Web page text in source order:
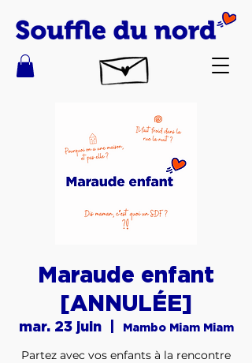
Maraude enfant
[ANNULÉE]
mar. 23 juin
  |
Mambo Miam Miam
Partez avec vos enfants à la rencontre